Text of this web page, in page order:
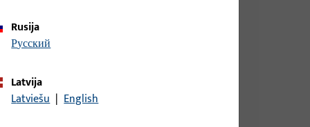
modela B 9000
Rusija
русский
Latvija
Latviešu | English